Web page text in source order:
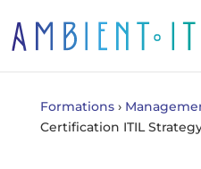
Formations ›
Certification ITIL